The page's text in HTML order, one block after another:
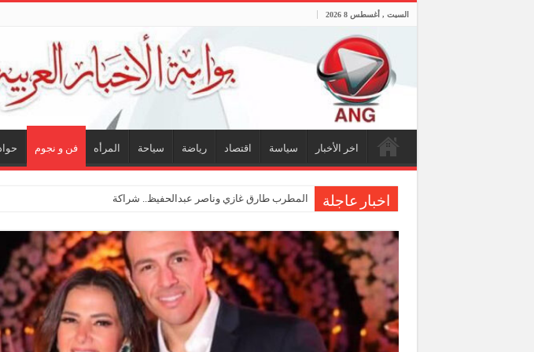
السبت , أغسطس 8 2026
اخر الأخبار سياسة اقتصاد رياضة سياحة المرأه فن و نجوم
اخبار عاجلة المطرب طارق غازي وناصر عبدالحفيظ.. شراكة فنية ترسم ملامح مستقبل